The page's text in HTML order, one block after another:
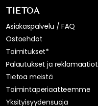
TIETOA
Asiakaspalvelu / FAQ
Ostoehdot
Toimitukset*
Palautukset ja reklamaatiot
Tietoa meistä
Toimintaperiaatteemme
Yksityisyydensuoja